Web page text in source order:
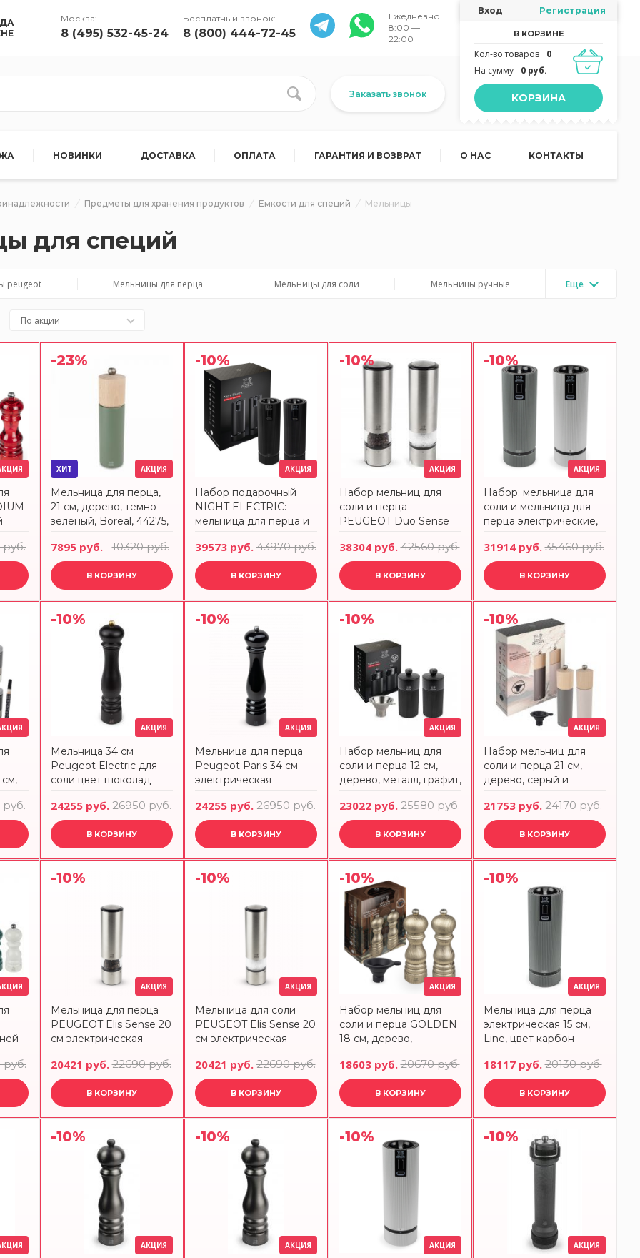
Москва:
8 (495) 532-45-24
Бесплатный звонок:
8 (800) 444-72-45
Ежедневно
8:00 —
22:00
Вход Регистрация
В КОРЗИНЕ
Кол-во товаров
0
На сумму
0 руб.
КОРЗИНА
Заказать звонок
НОВИНКИ ДОСТАВКА ОПЛАТА ГАРАНТИЯ И ВОЗВРАТ О НАС КОНТАКТЫ
Предметы для хранения продуктов Емкости для специй Мельницы
для специй
peugeot Мельницы для перца Мельницы для соли Мельницы ручные Еще
По акции
руб.
-23%
ХИТ АКЦИЯ
Мельница для перца,
21 см, дерево, темно-
зеленый, Boreal, 44275,
7895 руб. 10320 руб.
В КОРЗИНУ
-10%
АКЦИЯ
Набор подарочный
NIGHT ELECTRIC:
мельница для перца и
электрические 15 см,
черный, Line Peugeot
4329200
39573 руб.43970 руб.
В КОРЗИНУ
-10%
АКЦИЯ
Набор мельниц для
соли и перца
PEUGEOT Duo Sense
подставкой
38304 руб.42560 руб.
В КОРЗИНУ
-10%
АКЦИЯ
Набор: мельница для
соли и мельница для
перца электрические,
алюминий, карбон
Peugeot 2/4314800
31914 руб.35460 руб.
В КОРЗИНУ
см,
руб.
-10%
АКЦИЯ
Мельница 34 см
Peugeot Electric для
соли цвет шоколад
24255 руб.26950 руб.
В КОРЗИНУ
-10%
АКЦИЯ
Мельница для перца
Peugeot Paris 34 см
электрическая
24255 руб.26950 руб.
В КОРЗИНУ
-10%
АКЦИЯ
Набор мельниц для
соли и перца 12 см,
дерево, металл, графит,
23022 руб.25580 руб.
В КОРЗИНУ
-10%
АКЦИЯ
Набор мельниц для
соли и перца 21 см,
дерево, серый и
PEUGEOT
21753 руб.24170 руб.
В КОРЗИНУ
руб.
-10%
АКЦИЯ
Мельница для перца
PEUGEOT Elis Sense 20
см электрическая
20421 руб.22690 руб.
В КОРЗИНУ
-10%
АКЦИЯ
Мельница для соли
PEUGEOT Elis Sense 20
см электрическая
20421 руб.22690 руб.
В КОРЗИНУ
-10%
АКЦИЯ
Набор мельниц для
соли и перца GOLDEN
18 см, дерево,
48006
18603 руб.20670 руб.
В КОРЗИНУ
-10%
АКЦИЯ
Мельница для перца
электрическая 15 см,
Line, цвет карбон
18117 руб.20130 руб.
В КОРЗИНУ
-10%
АКЦИЯ
-10%
АКЦИЯ
-10%
АКЦИЯ
-10%
АКЦИЯ